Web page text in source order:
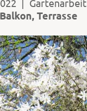
| Gartenarbeit
Terrasse